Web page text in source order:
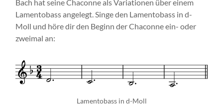
Bach hat seine Chaconne als Variationen über einem
Lamentobass angelegt. Singe den Lamentobass in d-
Moll und höre dir den Beginn der Chaconne ein- oder
zweimal an:
Lamentobass in d-Moll